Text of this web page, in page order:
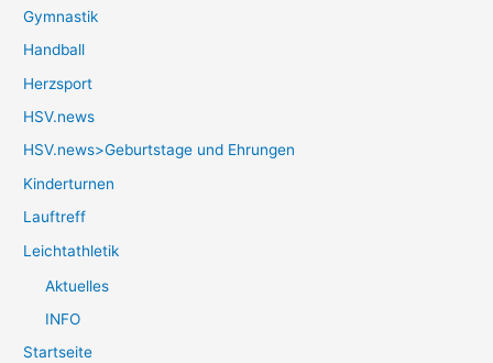
Gymnastik
Handball
Herzsport
HSV.news
HSV.news>Geburtstage und Ehrungen
Kinderturnen
Lauftreff
Leichtathletik
Aktuelles
INFO
Startseite